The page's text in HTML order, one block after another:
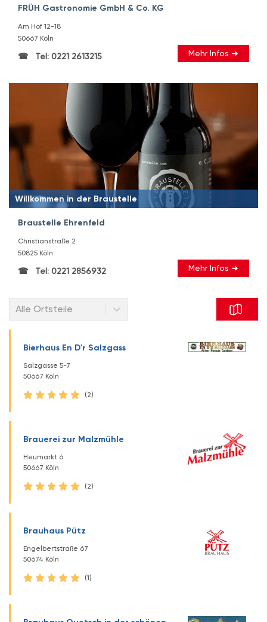
FRÜH Gastronomie GmbH & Co. KG
Am Hof 12-18
50667 Köln
Tel: 0221 2613215 Mehr Infos ➜
Willkommen in der Braustelle
Braustelle Ehrenfeld
Christianstraße 2
50825 Köln
Tel: 0221 2856932 Mehr Infos ➜
Alle Ortsteile
Bierhaus En D'r Salzgass
Salzgasse 5-7
50667 Köln
(2)
Brauerei zur Malzmühle
Heumarkt 6
50667 Köln
(2)
Brauhaus Pütz
Engelbertstraße 67
50674 Köln
(1)